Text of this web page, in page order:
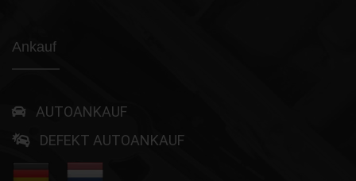
Ankauf
AUTOANKAUF
DEFEKT AUTOANKAUF